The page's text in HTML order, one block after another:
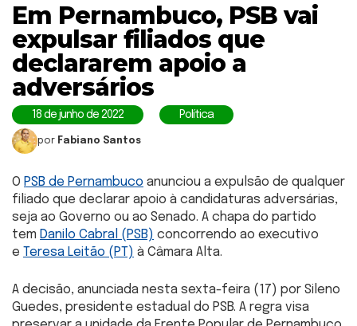
Em Pernambuco, PSB vai
expulsar filiados que
declararem apoio a
adversários
18 de junho de 2022 Política
por Fabiano Santos
O PSB de Pernambuco anunciou a expulsão de qualquer
filiado que declarar apoio à candidaturas adversárias,
seja ao Governo ou ao Senado. A chapa do partido
tem Danilo Cabral (PSB) concorrendo ao executivo
e Teresa Leitão (PT) à Câmara Alta.
A decisão, anunciada nesta sexta-feira (17) por Sileno
Guedes, presidente estadual do PSB. A regra visa